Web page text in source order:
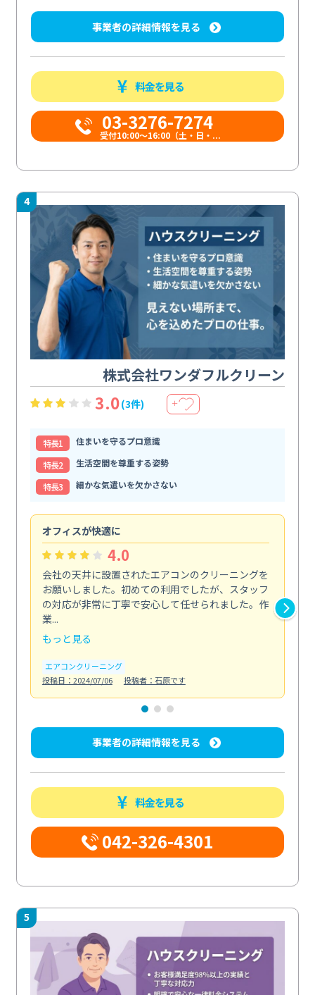
事業者の詳細情報を見る
料金を見る
03-3276-7274
受付10:00〜16:00（土・日・...
4
株式会社ワンダフルクリーン
3.0(3件) ＋
特⻑1
住まいを守るプロ意識
特⻑2
生活空間を尊重する姿勢
特⻑3
細かな気遣いを欠かさない
オフィスが快適に
4.0
会社の天井に設置されたエアコンのクリーニングを
お願いしました。初めての利用でしたが、スタッフ
の対応が非常に丁寧で安心して任せられました。作
業...
もっと見る
エアコンクリーニング
投稿日：2024/07/06
投稿者：石原です
事業者の詳細情報を見る
料金を見る
042-326-4301
5